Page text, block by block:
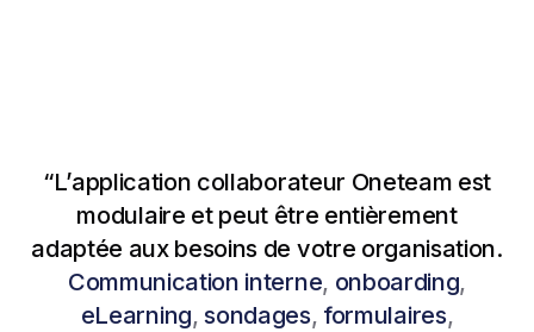
Voir la vidéo
“L’application collaborateur Oneteam est
modulaire et peut être entièrement
adaptée aux besoins de votre organisation.
Communication interne, onboarding,
eLearning,sondages, formulaires,